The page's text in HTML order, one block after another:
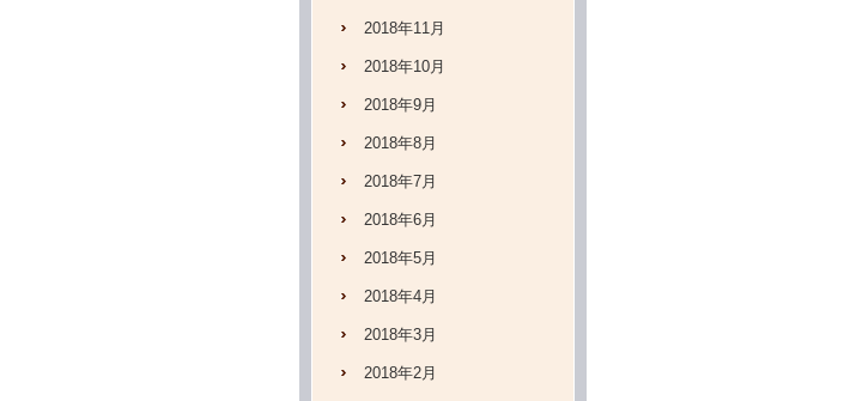
2018年11月
2018年10月
2018年9月
2018年8月
2018年7月
2018年6月
2018年5月
2018年4月
2018年3月
2018年2月